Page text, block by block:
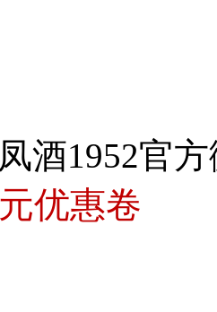
酒1952官
优惠卷